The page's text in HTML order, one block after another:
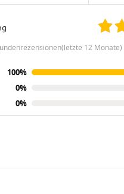
12 Monate)
100%
0%
0%